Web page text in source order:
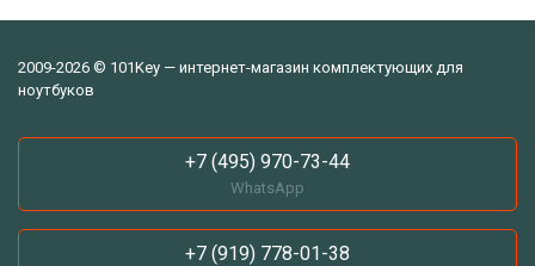
2009-2026 © 101Key — интернет-магазин комплектующих для
ноутбуков
+7 (495) 970-73-44
WhatsApp
+7 (919) 778-01-38